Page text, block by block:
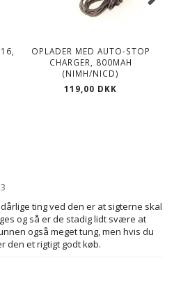
OPLADER MED AUTO-STOP
CHARGER, 800MAH
(NIMH/NICD)
119,00 DKK
ting ved den er at sigterne skal
og så er de stadig lidt svære at
også meget tung, men hvis du
den et rigtigt godt køb.